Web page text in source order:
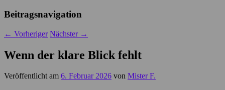
Beitragsnavigation
← Vorheriger Nächster →
Wenn der klare Blick fehlt
Veröffentlicht am 6. Februar 2026 von Mister F.